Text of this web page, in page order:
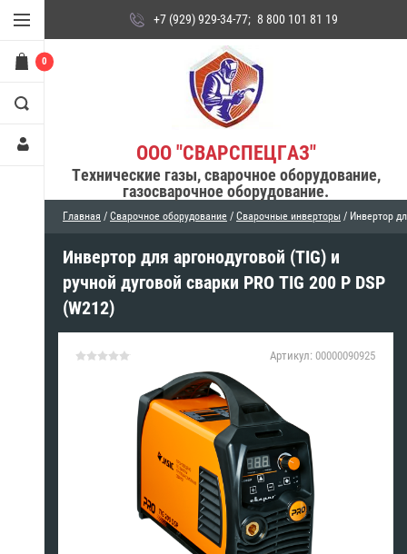
0
+7 (929) 929-34-77; 8 800 101 81 19
ООО "СВАРСПЕЦГАЗ"
Технические газы, сварочное оборудование,
газосварочное оборудование.
Главная / Сварочное оборудование / Сварочные инверторы / Инвертор
Инвертор для аргонодуговой (TIG) и
ручной дуговой сварки PRO TIG 200 P DSP
(W212)
Артикул: 00000090925